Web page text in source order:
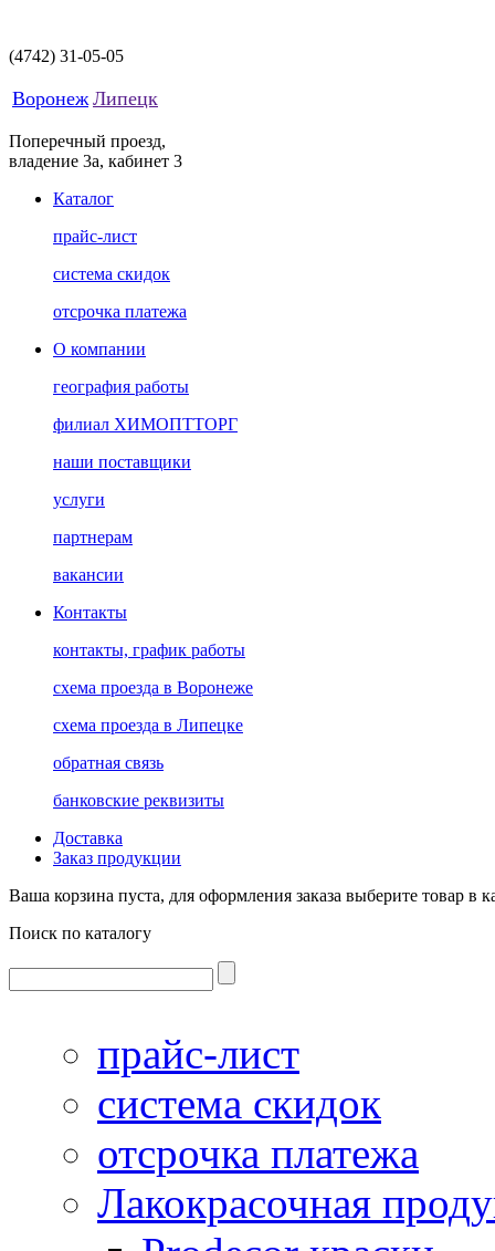
(4742) 31-05-05
Воронеж Липецк
Поперечный проезд,
владение 3а, кабинет 3
Каталог
прайс-лист
система скидок
отсрочка платежа
О компании
география работы
филиал ХИМОПТТОРГ
наши поставщики
услуги
партнерам
вакансии
Контакты
контакты, график работы
схема проезда в Воронеже
схема проезда в Липецке
обратная связь
банковские реквизиты
Доставка
Заказ продукции
Ваша корзина пуста, для оформления заказа выберите товар в
Поиск по каталогу
прайс-лист
система скидок
отсрочка платежа
Лакокрасочная